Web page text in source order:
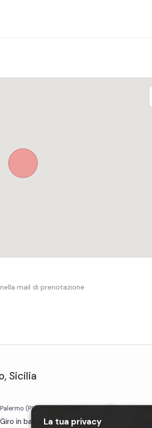
mail di prenotazione
, Sicilia
Palermo (PA)
Giro in barca a vela di gruppo da
La tua privacy